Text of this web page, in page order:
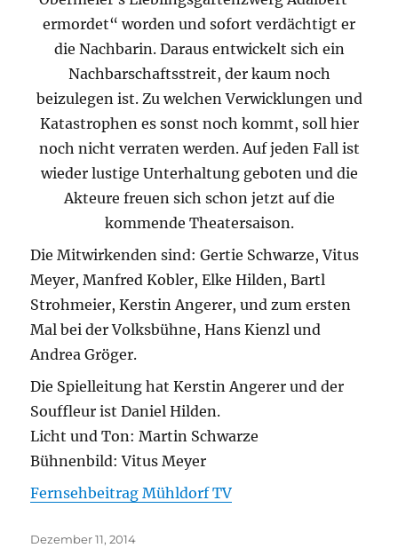
ermordet“ worden und sofort verdächtigt er
die Nachbarin. Daraus entwickelt sich ein
Nachbarschaftsstreit, der kaum noch
beizulegen ist. Zu welchen Verwicklungen und
Katastrophen es sonst noch kommt, soll hier
noch nicht verraten werden. Auf jeden Fall ist
wieder lustige Unterhaltung geboten und die
Akteure freuen sich schon jetzt auf die
kommende Theatersaison.
Die Mitwirkenden sind: Gertie Schwarze, Vitus
Meyer, Manfred Kobler, Elke Hilden, Bartl
Strohmeier, Kerstin Angerer, und zum ersten
Mal bei der Volksbühne, Hans Kienzl und
Andrea Gröger.
Die Spielleitung hat Kerstin Angerer und der
Souffleur ist Daniel Hilden.
Licht und Ton: Martin Schwarze
Bühnenbild: Vitus Meyer
Fernsehbeitrag Mühldorf TV
Veröffentlicht
Dezember 11, 2014